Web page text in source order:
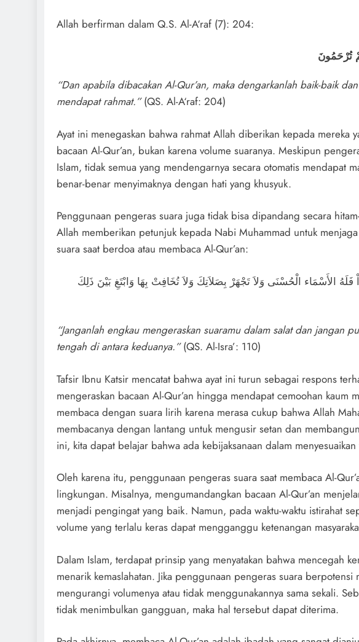
Allah berfirman dalam Q.S. Al-A‘raf (7): 204:
تُرْحَمُونَ
“Dan apabila dibacakan Al-Qur’an, maka dengarkanlah baik-baik
mendapat rahmat.”(QS. Al-A‘raf: 204)
Ayat ini menegaskan bahwa rahmat Allah diberikan kepada mereka
bacaan Al-Qur’an, bukan karena volume suaranya. Meskipun
Islam, tidak semua yang mendengarnya secara otomatis mendapat
benar-benar menyimaknya dengan hati yang khusyuk.
Penggunaan pengeras suara juga tidak bisa dipandang secara
Allah memberikan petunjuk kepada Nabi Muhammad untuk
suara saat berdoa atau membaca Al-Qur’an:
فَلَهُ الأَسْمَاء الْحُسْنَى وَلاَ تَجْهَرْ بِصَلاَتِكَ وَلاَ تُخَافِتْ بِهَا وَابْتَغِ بَيْنَ ذَلِكَ
“Janganlah engkau mengeraskan suaramu dalam salat dan jangan
tengah di antara keduanya.”(QS. Al-Isra’: 110)
Tafsir Ibnu Katsir mencatat bahwa ayat ini turun sebagai respons
mengeraskan bacaan Al-Qur’an hingga mendapat cemoohan kaum
membaca dengan suara lirih karena merasa cukup bahwa Allah
membacanya dengan lantang untuk mengusir setan dan
ini, kita dapat belajar bahwa ada kebijaksanaan dalam
Oleh karena itu, penggunaan pengeras suara saat membaca Al-
lingkungan. Misalnya, mengumandangkan bacaan Al-Qur’an
menjadi pengingat yang baik. Namun, pada waktu-waktu istirahat
volume yang terlalu keras dapat mengganggu ketenangan
Dalam Islam, terdapat prinsip yang menyatakan bahwa mencegah
menarik kemaslahatan. Jika penggunaan pengeras suara
mengurangi volumenya atau tidak menggunakannya sama sekali.
tidak menimbulkan gangguan, maka hal tersebut dapat diterima.